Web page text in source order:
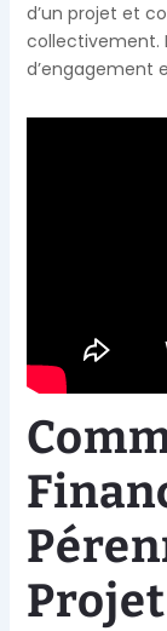
d’un projet et
collectivement.
d’engagement